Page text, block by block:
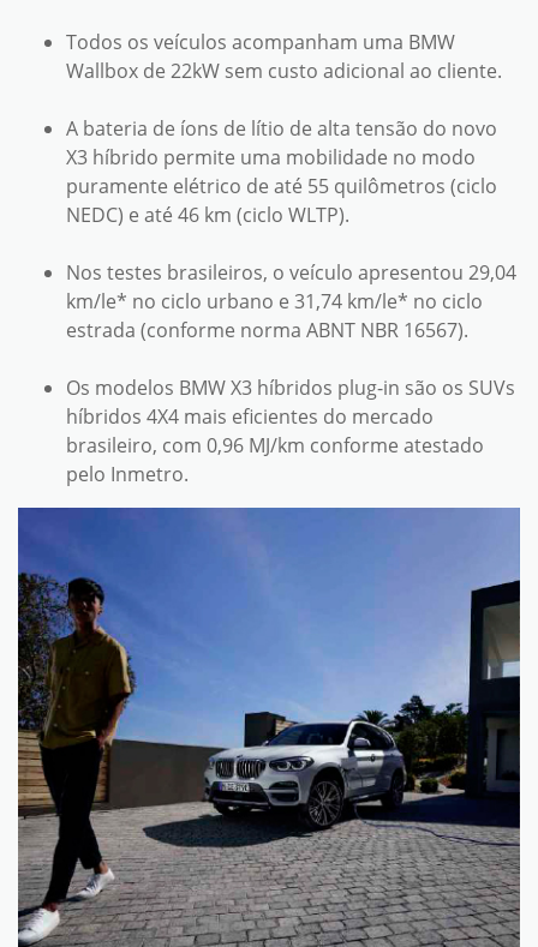
Todos os veículos acompanham uma BMW
Wallbox de 22kW sem custo adicional ao cliente.
A bateria de íons de lítio de alta tensão do novo
X3 híbrido permite uma mobilidade no modo
puramente elétrico de até 55 quilômetros (ciclo
NEDC) e até 46 km (ciclo WLTP).
Nos testes brasileiros, o veículo apresentou 29,04
km/le* no ciclo urbano e 31,74 km/le* no ciclo
estrada (conforme norma ABNT NBR 16567).
Os modelos BMW X3 híbridos plug-in são os SUVs
híbridos 4X4 mais eficientes do mercado
brasileiro, com 0,96 MJ/km conforme atestado
pelo Inmetro.